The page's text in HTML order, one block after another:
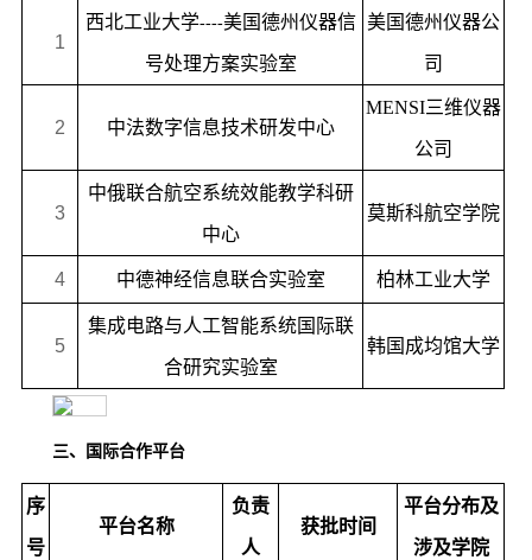
1
西北工业大学----美国德州仪器信
号处理方案实验室
美国德州仪器公
司
2 中法数字信息技术研发中心
MENSI三维仪器
公司
3
中俄联合航空系统效能教学科研
中心
莫斯科航空学院
4 中德神经信息联合实验室 柏林工业大学
5
集成电路与人工智能系统国际联
合研究实验室
韩国成均馆大学
三、 国际合作平台
序
号
平台名称
负责
人
获批时间
平台分布及
涉及学院